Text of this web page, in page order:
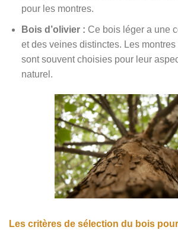
pour les montres.
Bois d’olivier : Ce bois léger a une
et des veines distinctes. Les montres
sont souvent choisies pour leur
naturel.
Les critères de sélection du bois